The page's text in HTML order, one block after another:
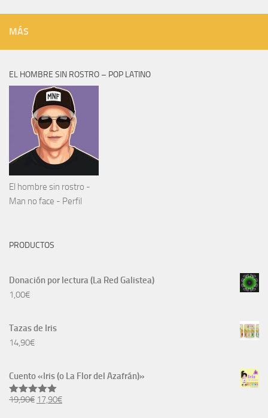
MÁS
EL HOMBRE SIN ROSTRO – POP LATINO
El hombre sin rostro -
Man no face - Perfil
PRODUCTOS
Donación por lectura (La Red Galistea)
1,00€
Tazas de Iris
14,90€
Cuento «Iris (o La Flor del Azafrán)»
Valorado
19,90€ El
17,90€El